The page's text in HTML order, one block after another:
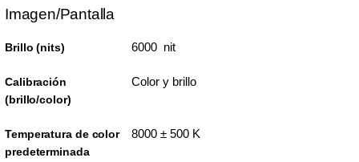
Imagen/Pantalla
Brillo (nits) 6000 nit
Calibración
(brillo/color)
Color y brillo
Temperatura de color
predeterminada
8000 ± 500 K